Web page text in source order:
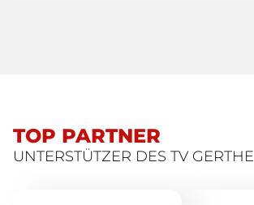
TOP PARTNER
UNTERSTÜTZER DES TV GERTHE